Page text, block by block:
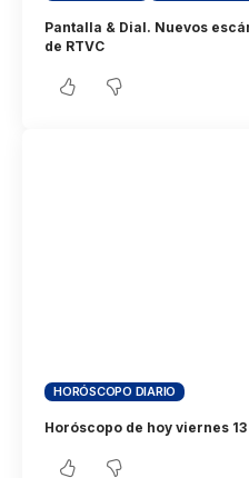
Pantalla & Dial. Nuevos
de RTVC
HORÓSCOPO DIARIO
Horóscopo de hoy viernes